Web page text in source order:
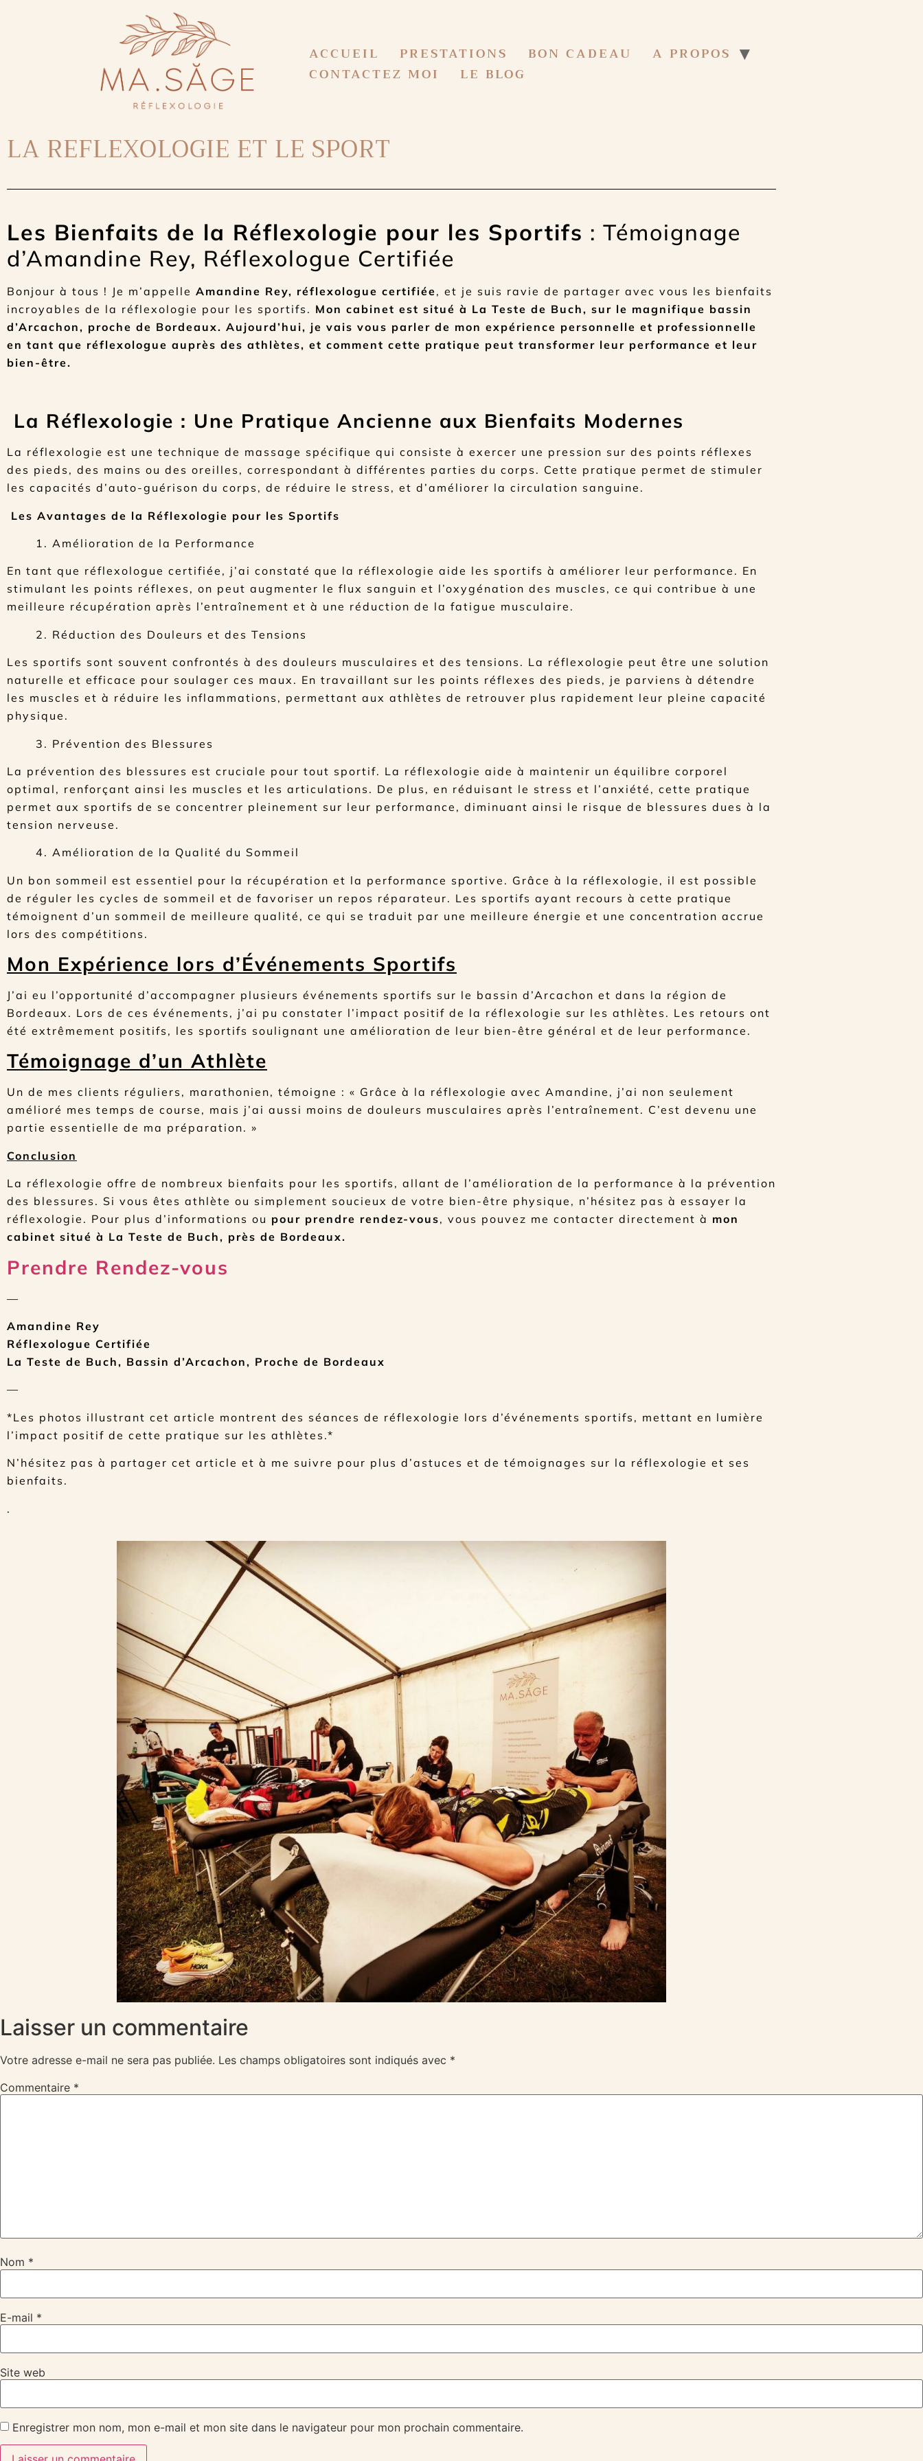
ACCUEIL PRESTATIONS BON CADEAU
A PROPOS
CONTACTEZ MOI
LE BLOG
LA REFLEXOLOGIE ET LE SPORT​
Les Bienfaits de la Réflexologie pour les Sportifs : Témoignage
d’Amandine Rey, Réflexologue Certifiée
Bonjour à tous ! Je m’appelle Amandine Rey, réflexologue certifiée, et je suis ravie de partager avec vous les bienfaits
incroyables de la réflexologie pour les sportifs. Mon cabinet est situé à La Teste de Buch, sur le magnifique bassin
d’Arcachon, proche de Bordeaux. Aujourd’hui, je vais vous parler de mon expérience personnelle et professionnelle
en tant que réflexologue auprès des athlètes, et comment cette pratique peut transformer leur performance et leur
bien-être.
La Réflexologie : Une Pratique Ancienne aux Bienfaits Modernes
La réflexologie est une technique de massage spécifique qui consiste à exercer une pression sur des points réflexes
des pieds, des mains ou des oreilles, correspondant à différentes parties du corps. Cette pratique permet de stimuler
les capacités d’auto-guérison du corps, de réduire le stress, et d’améliorer la circulation sanguine.
Les Avantages de la Réflexologie pour les Sportifs
1. Amélioration de la Performance
En tant que réflexologue certifiée, j’ai constaté que la réflexologie aide les sportifs à améliorer leur performance. En
stimulant les points réflexes, on peut augmenter le flux sanguin et l’oxygénation des muscles, ce qui contribue à une
meilleure récupération après l’entraînement et à une réduction de la fatigue musculaire.
2. Réduction des Douleurs et des Tensions
Les sportifs sont souvent confrontés à des douleurs musculaires et des tensions. La réflexologie peut être une solution
naturelle et efficace pour soulager ces maux. En travaillant sur les points réflexes des pieds, je parviens à détendre
les muscles et à réduire les inflammations, permettant aux athlètes de retrouver plus rapidement leur pleine capacité
physique.
3. Prévention des Blessures
La prévention des blessures est cruciale pour tout sportif. La réflexologie aide à maintenir un équilibre corporel
optimal, renforçant ainsi les muscles et les articulations. De plus, en réduisant le stress et l’anxiété, cette pratique
permet aux sportifs de se concentrer pleinement sur leur performance, diminuant ainsi le risque de blessures dues à la
tension nerveuse.
4. Amélioration de la Qualité du Sommeil
Un bon sommeil est essentiel pour la récupération et la performance sportive. Grâce à la réflexologie, il est possible
de réguler les cycles de sommeil et de favoriser un repos réparateur. Les sportifs ayant recours à cette pratique
témoignent d’un sommeil de meilleure qualité, ce qui se traduit par une meilleure énergie et une concentration accrue
lors des compétitions.
Mon Expérience lors d’Événements Sportifs
J’ai eu l’opportunité d’accompagner plusieurs événements sportifs sur le bassin d’Arcachon et dans la région de
Bordeaux. Lors de ces événements, j’ai pu constater l’impact positif de la réflexologie sur les athlètes. Les retours ont
été extrêmement positifs, les sportifs soulignant une amélioration de leur bien-être général et de leur performance.
Témoignage d’un Athlète
Un de mes clients réguliers, marathonien, témoigne : « Grâce à la réflexologie avec Amandine, j’ai non seulement
amélioré mes temps de course, mais j’ai aussi moins de douleurs musculaires après l’entraînement. C’est devenu une
partie essentielle de ma préparation. »
Conclusion
La réflexologie offre de nombreux bienfaits pour les sportifs, allant de l’amélioration de la performance à la prévention
des blessures. Si vous êtes athlète ou simplement soucieux de votre bien-être physique, n’hésitez pas à essayer la
réflexologie. Pour plus d’informations ou pour prendre rendez-vous, vous pouvez me contacter directement à mon
cabinet situé à La Teste de Buch, près de Bordeaux.
Prendre Rendez-vous
—
Amandine Rey
Réflexologue Certifiée
La Teste de Buch, Bassin d’Arcachon, Proche de Bordeaux
—
*Les photos illustrant cet article montrent des séances de réflexologie lors d’événements sportifs, mettant en lumière
l’impact positif de cette pratique sur les athlètes.*
N’hésitez pas à partager cet article et à me suivre pour plus d’astuces et de témoignages sur la réflexologie et ses
bienfaits.
.
Laisser un commentaire
Votre adresse e-mail ne sera pas publiée. Les champs obligatoires sont indiqués avec *
Commentaire *
Nom *
E-mail *
Site web
Enregistrer mon nom, mon e-mail et mon site dans le navigateur pour mon prochain commentaire.